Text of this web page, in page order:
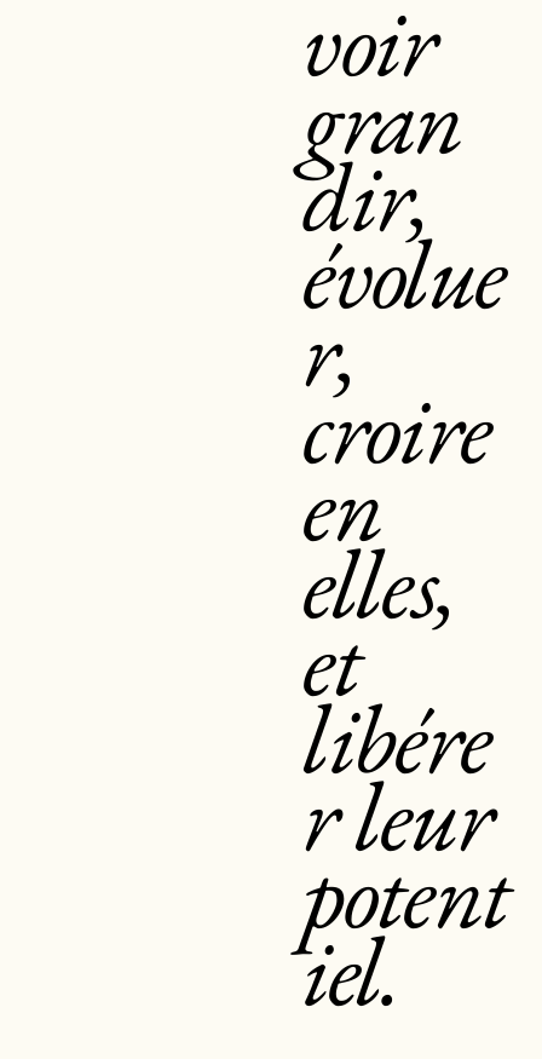
voir
gran
dir,
évolue
r,
croire
en
elles,
et
libére
r leur
potent
iel.